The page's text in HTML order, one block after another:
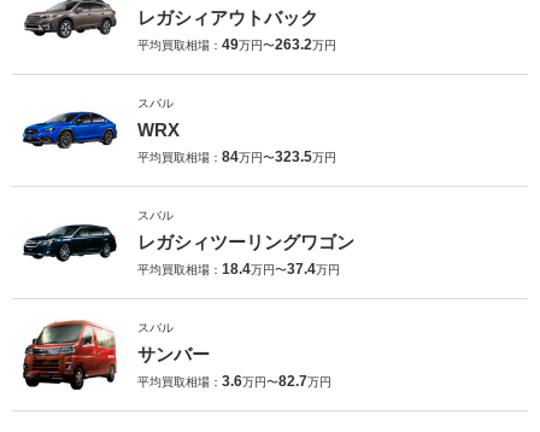
レガシィアウトバック
平均買取相場： 49万円〜263.2万円
スバル
WRX
平均買取相場： 84万円〜323.5万円
スバル
レガシィツーリングワゴン
平均買取相場： 18.4万円〜37.4万円
スバル
サンバー
平均買取相場： 3.6万円〜82.7万円